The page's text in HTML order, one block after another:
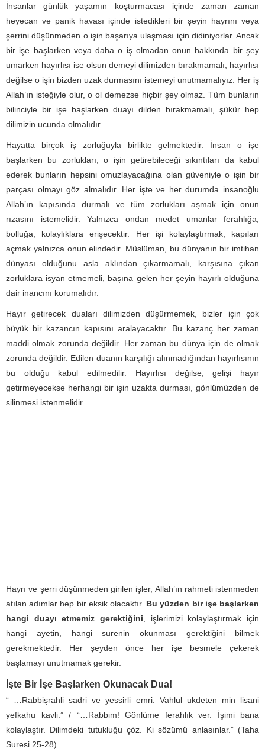
İnsanlar günlük yaşamın koşturmacası içinde zaman zaman
heyecan ve panik havası içinde istedikleri bir şeyin hayrını veya
şerrini düşünmeden o işin başarıya ulaşması için didiniyorlar. Ancak
bir işe başlarken veya daha o iş olmadan onun hakkında bir şey
umarken hayırlısı ise olsun demeyi dilimizden bırakmamalı, hayırlısı
değilse o işin bizden uzak durmasını istemeyi unutmamalıyız. Her iş
Allah’ın isteğiyle olur, o ol demezse hiçbir şey olmaz. Tüm bunların
bilinciyle bir işe başlarken duayı dilden bırakmamalı, şükür hep
dilimizin ucunda olmalıdır.
Hayatta birçok iş zorluğuyla birlikte gelmektedir. İnsan o işe
başlarken bu zorlukları, o işin getirebileceği sıkıntıları da kabul
ederek bunların hepsini omuzlayacağına olan güveniyle o işin bir
parçası olmayı göz almalıdır. Her işte ve her durumda insanoğlu
Allah’ın kapısında durmalı ve tüm zorlukları aşmak için onun
rızasını istemelidir. Yalnızca ondan medet umanlar ferahlığa,
bolluğa, kolaylıklara erişecektir. Her işi kolaylaştırmak, kapıları
açmak yalnızca onun elindedir. Müslüman, bu dünyanın bir imtihan
dünyası olduğunu asla aklından çıkarmamalı, karşısına çıkan
zorluklara isyan etmemeli, başına gelen her şeyin hayırlı olduğuna
dair inancını korumalıdır.
Hayır getirecek duaları dilimizden düşürmemek, bizler için çok
büyük bir kazancın kapısını aralayacaktır. Bu kazanç her zaman
maddi olmak zorunda değildir. Her zaman bu dünya için de olmak
zorunda değildir. Edilen duanın karşılığı alınmadığından hayırlısının
bu olduğu kabul edilmedilir. Hayırlısı değilse, gelişi hayır
getirmeyecekse herhangi bir işin uzakta durması, gönlümüzden de
silinmesi istenmelidir.
Hayrı ve şerri düşünmeden girilen işler, Allah’ın rahmeti istenmeden
atılan adımlar hep bir eksik olacaktır. Bu yüzden bir işe başlarken
hangi duayı etmemiz gerektiğini, işlerimizi kolaylaştırmak için
hangi ayetin, hangi surenin okunması gerektiğini bilmek
gerekmektedir. Her şeyden önce her işe besmele çekerek
başlamayı unutmamak gerekir.
İşte Bir İşe Başlarken Okunacak Dua!
“ …Rabbişrahli sadri ve yessirli emri. Vahlul ukdeten min lisani
yefkahu kavli.” / “…Rabbim! Gönlüme ferahlık ver. İşimi bana
kolaylaştır. Dilimdeki tutukluğu çöz. Ki sözümü anlasınlar.” (Taha
Suresi 25-28)